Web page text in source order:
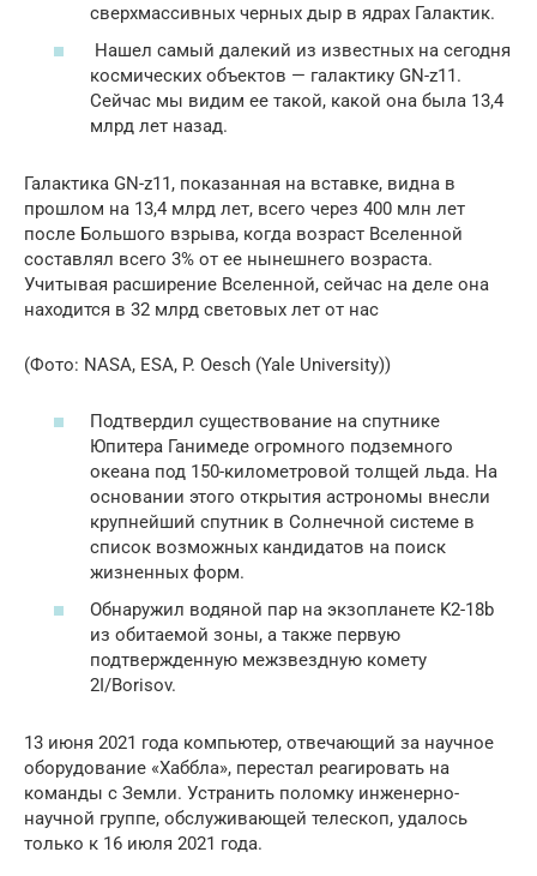
сверхмассивных черных дыр в ядрах Галактик.
Нашел самый далекий из известных на сегодня
космических объектов — галактику GN-z11.
Сейчас мы видим ее такой, какой она была 13,4
млрд лет назад.
Галактика GN-z11, показанная на вставке, видна в
прошлом на 13,4 млрд лет, всего через 400 млн лет
после Большого взрыва, когда возраст Вселенной
составлял всего 3% от ее нынешнего возраста.
Учитывая расширение Вселенной, сейчас на деле она
находится в 32 млрд световых лет от нас
(Фото: NASA, ESA, P. Oesch (Yale University))
Подтвердил существование на спутнике
Юпитера Ганимеде огромного подземного
океана под 150-километровой толщей льда. На
основании этого открытия астрономы внесли
крупнейший спутник в Солнечной системе в
список возможных кандидатов на поиск
жизненных форм.
Обнаружил водяной пар на экзопланете K2-18b
из обитаемой зоны, а также первую
подтвержденную межзвездную комету
2I/Borisov.
13 июня 2021 года компьютер, отвечающий за научное
оборудование «Хаббла», перестал реагировать на
команды с Земли. Устранить поломку инженерно-
научной группе, обслуживающей телескоп, удалось
только к 16 июля 2021 года.